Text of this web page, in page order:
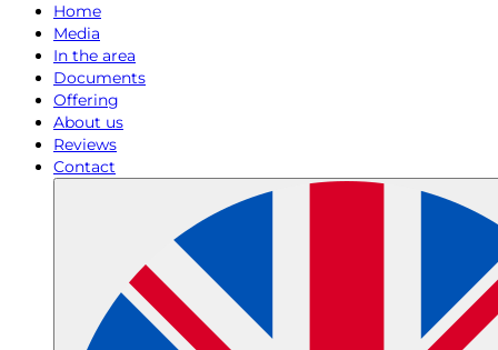
Home
Media
In the area
Documents
Offering
About us
Reviews
Contact